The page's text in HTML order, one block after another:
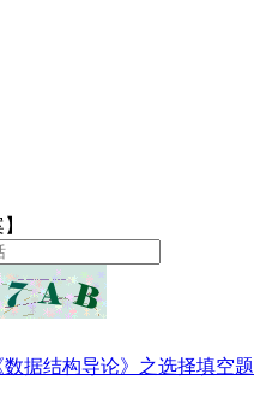
数据结构导论》之选择填空题